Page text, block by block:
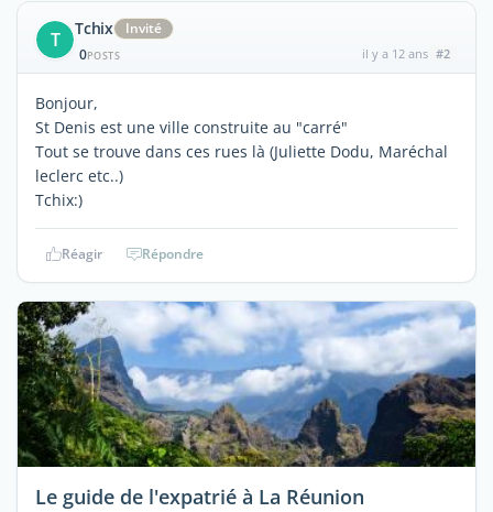
T Tchix
Invité
0POSTS il y a 12 ans #2
Bonjour,
St Denis est une ville construite au "carré"
Tout se trouve dans ces rues là (Juliette Dodu, Maréchal
leclerc etc..)
Tchix:)
Réagir Répondre
Le guide de l'expatrié à La Réunion